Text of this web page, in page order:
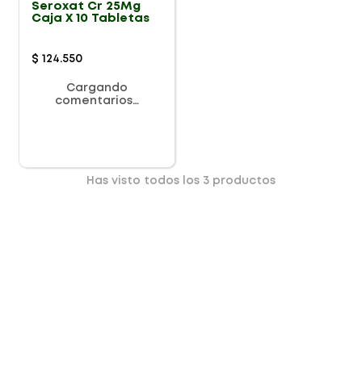
Seroxat Cr 25Mg
Caja X 10 Tabletas
$ 124.550
Cargando
comentarios…
Has visto todos los 3 productos